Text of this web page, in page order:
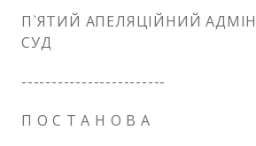
П`ЯТИЙ АПЕЛЯЦІЙНИЙ
СУД
------------------------
П О С Т А Н О В А